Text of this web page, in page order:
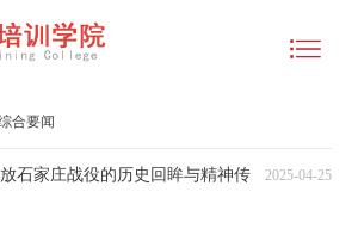
合要闻
石家庄战役的历史回眸与精神传
2025-04-25